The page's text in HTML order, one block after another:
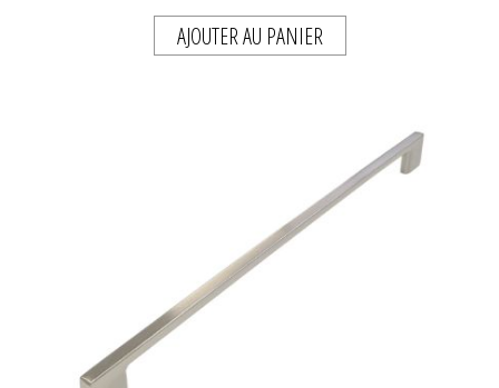
AJOUTER AU PANIER